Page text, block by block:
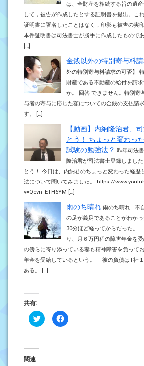
は、全財産を相続する旨の遺
して，被告が作成したとする証明書を提出。こ
証明書に署名したことはなく，印影も被告の実
本件証明書は司法書士が勝手に作成したもので
[…]
金銭以外の特別寄与料
外の特別寄与料請求の可否】
財産である不動産の給付を請
か。 回答 できません。特別寄
与者の寄与に応じた額についての金銭の支払請
す。 […]
【動画】内納隆治君、
とう！ ちょっと変わっ
試験の勉強法？ 昨年司法
隆治君が司法書士登録しまし
とう！ 今日は、内納君のちょっと変わった経歴
法について聞いてみました。 https://
v=Qcvn_ETH6YM […]
雨のち晴れ 雨のち晴れ 不
の足が義足であることがわか
30分ほど経ってからだった。
り、月６万円程の障害年金を
の傍らに寄り添っている妻も精神障害を負って
年金を受給しているという。 彼の負債はT社
ある。 […]
共有:
ク
リ
Facebook
で
関連